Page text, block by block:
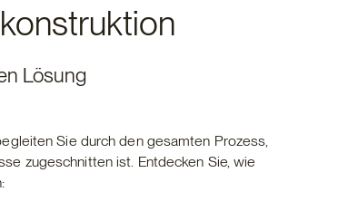
Lösung
Sie durch den gesamten Prozess,
zugeschnitten ist. Entdecken Sie, wie